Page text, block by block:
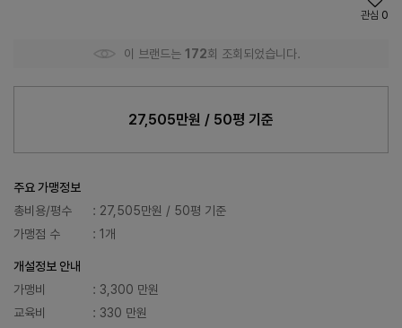
관심 0
이 브랜드는 172회 조회되었습니다.
27,505만원 / 50평 기준
주요 가맹정보
총비용/평수
: 27,505만원 / 50평 기준
가맹점 수
: 1개
개설정보 안내
가맹비
: 3,300 만원
교육비
: 330 만원